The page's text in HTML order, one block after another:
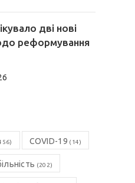
дві нові
реформування
COVID-19 (14)
(202)